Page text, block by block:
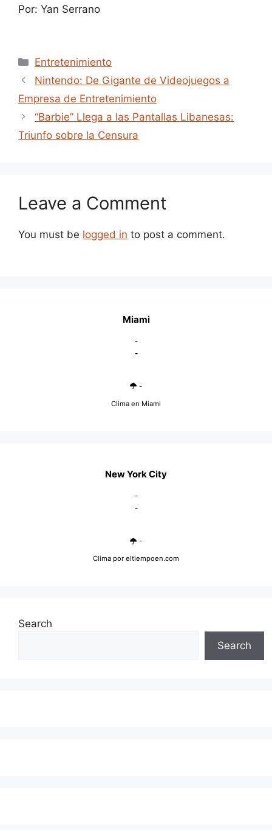
Por: Yan Serrano
Categories
Entretenimiento
Nintendo: De Gigante de Videojuegos a
Empresa de Entretenimiento
“Barbie” Llega a las Pantallas Libanesas:
Triunfo sobre la Censura
Leave a Comment
You must be logged in to post a comment.
Miami
-
-
-
Clima en Miami
New York City
-
-
-
Clima por eltiempoen.com
Search
Search